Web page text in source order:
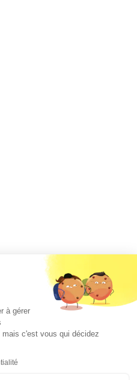
à gérer
c'est vous qui décidez